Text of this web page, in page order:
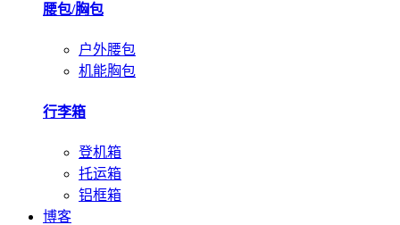
腰包/胸包
户外腰包
机能胸包
行李箱
登机箱
托运箱
铝框箱
博客